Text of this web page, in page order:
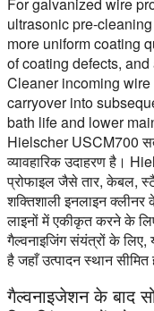
ultrasonic pre-
more uniform coating
of coating defects,
Cleaner incoming
carryover into
bath life and lower
Hielscher USCM700
व्यावहारिक उदाहरण है।
प्रोफाइल जैसे तार, केबल,
शक्तिशाली इनलाइन
लाइनों में एकीकृत करने के
गैल्वनाइजिंग संयंत्रों के
है जहाँ उत्पादन स्थान
गैल्वनाइजेशन के बाद